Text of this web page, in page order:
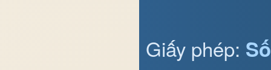
Giấy phép: